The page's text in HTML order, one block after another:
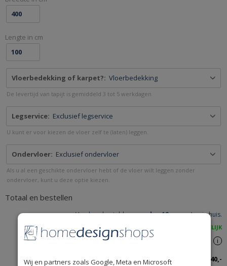
BESTEL
ALTIJDGROENER.NL
Lengte in cm
Vloerbedekking of karpet?: Vloerbedekking
De levertijd van tapijt is gemiddeld 3 tot 5 werkdagen
Legservice: Exclusief legservice
U kunt er voor kiezen de vloer zelf te (laten) leggen.
Ondervloer: Exclusief ondervloer
Als u al een geschikte ondervloer hebt of de vloer wilt leggen zonder
ondervloer, kunt u deze optie kiezen.
Totaal en bestellen
Vandaag besteld,woensdag 12 augustusin huis.
ACHTERAF BETALEN IS MOGELIJK
Spaar 240premium punten i
Totaalbedrag inclusief btw: 240,-
Wij en partners zoals Google, Meta en Microsoft